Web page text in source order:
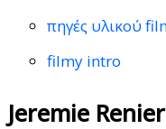
πηγές υλικού
filmy intro
Jeremie Renier